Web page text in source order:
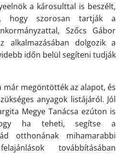
a károsulttal is beszélt,
hogy szorosan tartják a
Szőcs Gábor
alkalmazásában dolgozik a
időn belül segíteni tudják
már megöntötték az alapot, és
anyagok listájáról. Jól
Megye Tanácsa ezúton is
ha teheti, segítse a
otthonának mihamarabbi
továbbításában